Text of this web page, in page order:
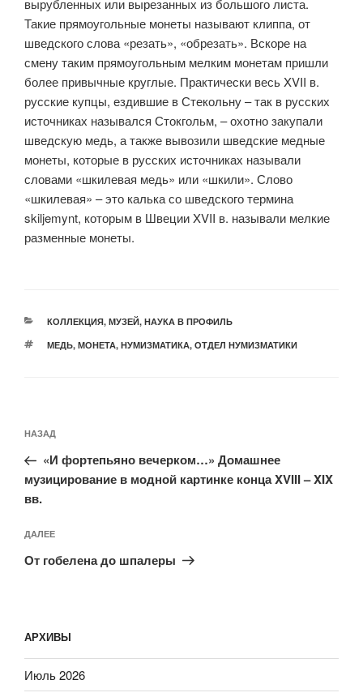
вырубленных или вырезанных из большого листа.
Такие прямоугольные монеты называют клиппа, от
шведского слова «резать», «обрезать». Вскоре на
смену таким прямоугольным мелким монетам пришли
более привычные круглые. Практически весь XVII в.
русские купцы, ездившие в Стекольну – так в русских
источниках назывался Стокгольм, – охотно закупали
шведскую медь, а также вывозили шведские медные
монеты, которые в русских источниках называли
словами «шкилевая медь» или «шкили». Слово
«шкилевая» – это калька со шведского термина
skiljemynt, которым в Швеции XVII в. называли мелкие
разменные монеты.
РУБРИКИ
КОЛЛЕКЦИЯ, МУЗЕЙ, НАУКА В ПРОФИЛЬ
МЕТКИ
МЕДЬ, МОНЕТА, НУМИЗМАТИКА, ОТДЕЛ НУМИЗМАТИКИ
по
записям
Предыдущая
запись:
НАЗАД
«И фортепьяно вечерком…» Домашнее
музицирование в модной картинке конца XVIII – XIX
вв.
Следующая
запись
ДАЛЕЕ
От гобелена до шпалеры
АРХИВЫ
Июль 2026